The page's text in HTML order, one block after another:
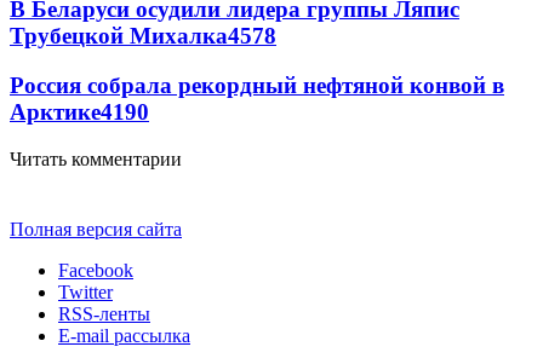
В Беларуси осудили лидера группы Ляпис
Трубецкой Михалка4578
Россия собрала рекордный нефтяной конвой в
Арктике4190
Читать комментарии
Полная версия сайта
Facebook
Twitter
RSS-ленты
E-mail рассылка